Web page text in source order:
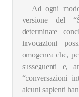
Ad ogni
versione del
determinate
invocazioni
omogenea che,
susseguenti e,
“conversazioni
alcuni sapienti